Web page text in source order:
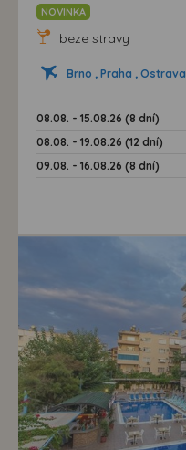
NOVINKA
beze stravy
Brno , Praha , Ostrava
08.08. - 15.08.26 (8 dní)
08.08. - 19.08.26 (12 dní)
09.08. - 16.08.26 (8 dní)